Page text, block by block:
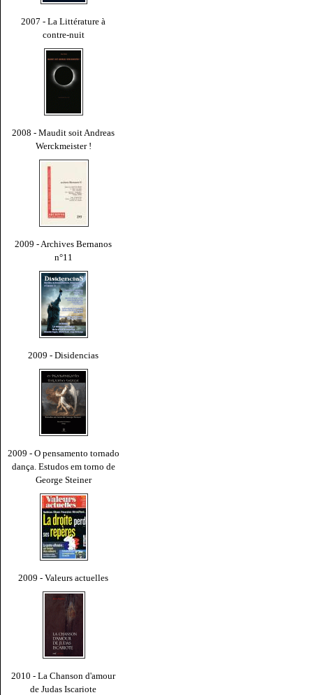
2007 - La Littérature à
contre-nuit
2008 - Maudit soit Andreas
Werckmeister !
2009 - Archives Bernanos
n°11
2009 - Disidencias
2009 - O pensamento tornado
dança. Estudos em torno de
George Steiner
2009 - Valeurs actuelles
2010 - La Chanson d'amour
de Judas Iscariote